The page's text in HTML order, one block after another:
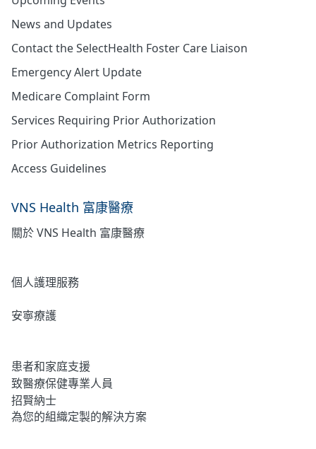
News and Updates
Contact the SelectHealth Foster Care Liaison
Emergency Alert Update
Medicare Complaint Form
Services Requiring Prior Authorization
Prior Authorization Metrics Reporting
Access Guidelines
VNS Health 富康醫療
關於 VNS Health 富康醫療
個人護理服務
安寧療護
患者和家庭支援
致醫療保健專業人員
招賢納士
為您的組織定製的解決方案